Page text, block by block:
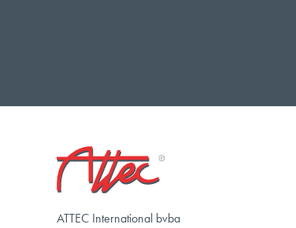
ATTEC International bvba